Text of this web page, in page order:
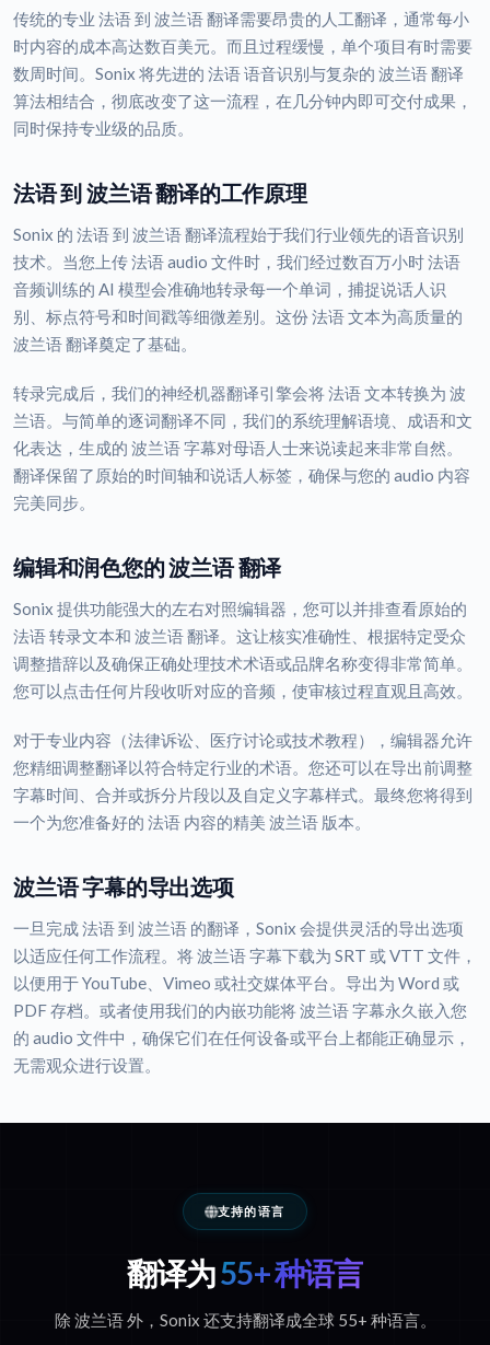
传统的专业 法语 到 波兰语 翻译需要昂贵的人工翻译，通常每小
时内容的成本高达数百美元。而且过程缓慢，单个项目有时需要
数周时间。Sonix 将先进的 法语 语音识别与复杂的 波兰语 翻译
算法相结合，彻底改变了这一流程，在几分钟内即可交付成果，
同时保持专业级的品质。
法语 到 波兰语 翻译的工作原理
Sonix 的 法语 到 波兰语 翻译流程始于我们行业领先的语音识别
技术。当您上传 法语 audio 文件时，我们经过数百万小时 法语
音频训练的 AI 模型会准确地转录每一个单词，捕捉说话人识
别、标点符号和时间戳等细微差别。这份 法语 文本为高质量的
波兰语 翻译奠定了基础。
转录完成后，我们的神经机器翻译引擎会将 法语 文本转换为 波
兰语。与简单的逐词翻译不同，我们的系统理解语境、成语和文
化表达，生成的 波兰语 字幕对母语人士来说读起来非常自然。
翻译保留了原始的时间轴和说话人标签，确保与您的 audio 内容
完美同步。
编辑和润色您的 波兰语 翻译
Sonix 提供功能强大的左右对照编辑器，您可以并排查看原始的
法语 转录文本和 波兰语 翻译。这让核实准确性、根据特定受众
调整措辞以及确保正确处理技术术语或品牌名称变得非常简单。
您可以点击任何片段收听对应的音频，使审核过程直观且高效。
对于专业内容（法律诉讼、医疗讨论或技术教程），编辑器允许
您精细调整翻译以符合特定行业的术语。您还可以在导出前调整
字幕时间、合并或拆分片段以及自定义字幕样式。最终您将得到
一个为您准备好的 法语 内容的精美 波兰语 版本。
波兰语 字幕的导出选项
一旦完成 法语 到 波兰语 的翻译，Sonix 会提供灵活的导出选项
以适应任何工作流程。将 波兰语 字幕下载为 SRT 或 VTT 文件，
以便用于 YouTube、Vimeo 或社交媒体平台。导出为 Word 或
PDF 存档。或者使用我们的内嵌功能将 波兰语 字幕永久嵌入您
的 audio 文件中，确保它们在任何设备或平台上都能正确显示，
无需观众进行设置。
支持的语言
翻译为55+ 种语言
除 波兰语 外，Sonix 还支持翻译成全球 55+ 种语言。